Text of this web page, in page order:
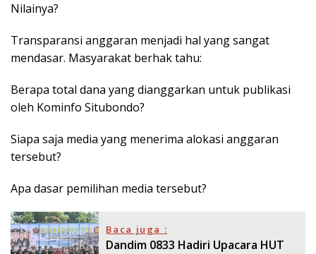
Nilainya?
Transparansi anggaran menjadi hal yang sangat
mendasar. Masyarakat berhak tahu:
Berapa total dana yang dianggarkan untuk publikasi
oleh Kominfo Situbondo?
Siapa saja media yang menerima alokasi anggaran
tersebut?
Apa dasar pemilihan media tersebut?
Baca juga :
Dandim 0833 Hadiri Upacara HUT